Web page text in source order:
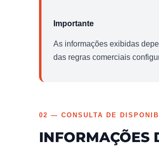
Importante
As informações exibidas
das regras comerciais
02 — CONSULTA DE
INFORMAÇÕES